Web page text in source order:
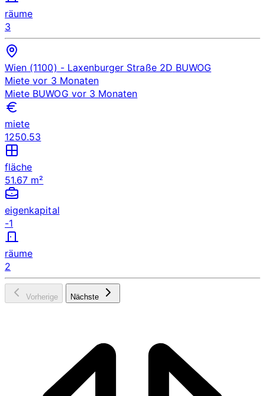
räume
3
Wien (1100) - Laxenburger Straße 2D BUWOG
Miete vor 3 Monaten
Miete BUWOG vor 3 Monaten
miete
1250.53
fläche
51.67 m²
eigenkapital
-1
räume
2
Vorherige Nächste